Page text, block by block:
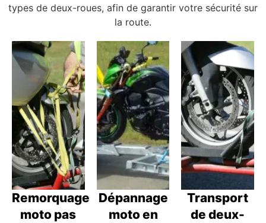
types de deux-roues, afin de garantir votre sécurité sur
la route.
Remorquage
moto pas
Dépannage
moto en
Transport
de deux-